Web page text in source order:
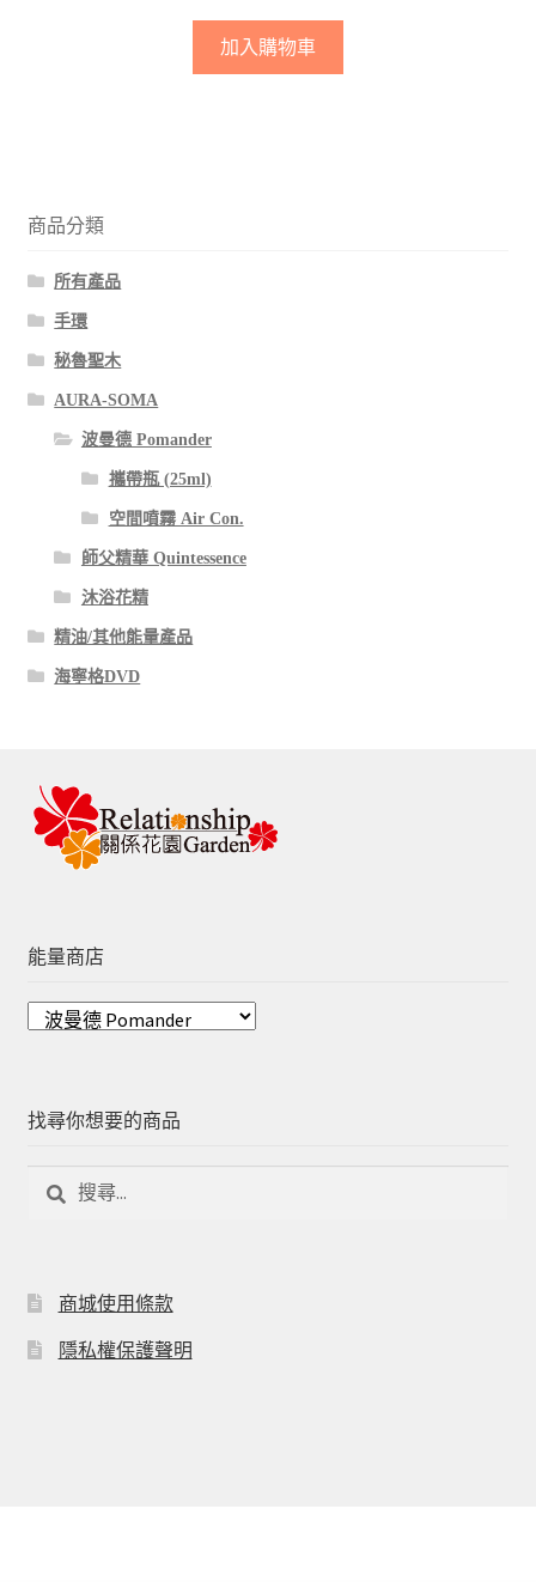
加入購物車
商品分類
所有產品
手環
秘魯聖木
AURA-SOMA
波曼德 Pomander
攜帶瓶 (25ml)
空間噴霧 Air Con.
師父精華 Quintessence
沐浴花精
精油/其他能量產品
海寧格DVD
能量商店
找尋你想要的商品
商城使用條款
隱私權保護聲明